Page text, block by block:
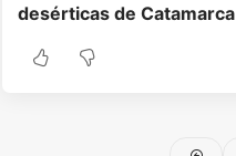
desérticas de Catamarca